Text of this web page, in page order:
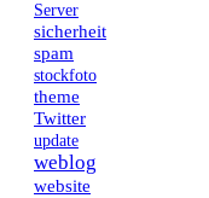
Server
sicherheit
spam
stockfoto
theme
Twitter
update
weblog
website